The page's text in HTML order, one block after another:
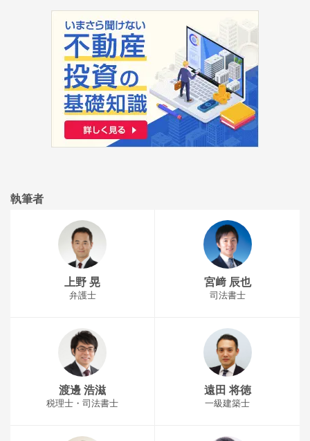
執筆者
上野 晃
弁護士
宮﨑 辰也
司法書士
渡邊 浩滋
税理士・司法書士
遠田 将徳
一級建築士